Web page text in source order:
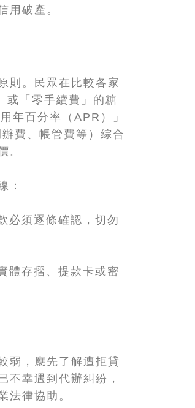
用破產。
則。民眾在比較各家
或「零手續費」的糖
年百分率（APR）」
費、帳管費等）綜合
。
：
必須逐條確認，切勿
體存摺、提款卡或密
弱，應先了解遭拒貸
不幸遇到代辦糾紛，
法律協助。